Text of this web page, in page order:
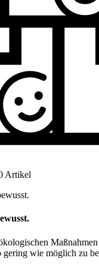
Artikel
wie möglich zu